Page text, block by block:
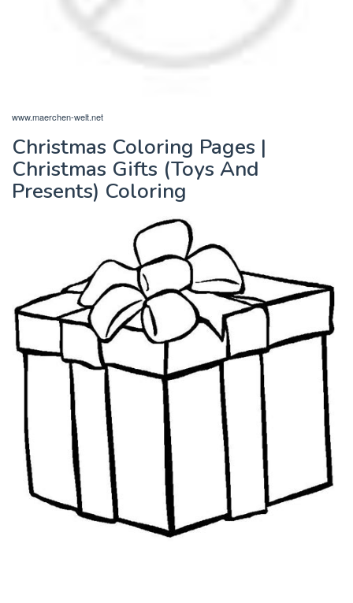
www.maerchen-welt.net
Christmas Coloring Pages |
Christmas Gifts (Toys And
Presents) Coloring